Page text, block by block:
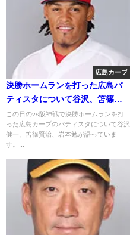
広島カープ
決勝ホームランを打った広島バ
ティスタについて谷沢、笘篠、
岩本勉が語る 2018年4月29日
この日のvs阪神戦で決勝ホームランを打
った広島カープのバティスタについて谷沢
健一、笘篠賢治、岩本勉が語っていま
す。...